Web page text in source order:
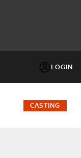
LOGIN
FACTOR
CASTING